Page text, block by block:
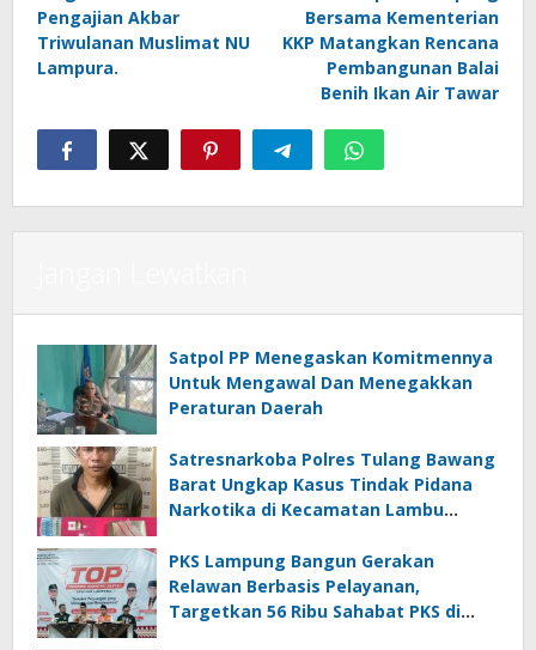
Pengajian Akbar
Triwulanan Muslimat NU
Lampura.
Bersama Kementerian
KKP Matangkan Rencana
Pembangunan Balai
Benih Ikan Air Tawar
Satpol PP Menegaskan Komitmennya
Untuk Mengawal Dan Menegakkan
Peraturan Daerah
Satresnarkoba Polres Tulang Bawang
Barat Ungkap Kasus Tindak Pidana
Narkotika di Kecamatan Lambu
PKS Lampung Bangun Gerakan
Relawan Berbasis Pelayanan,
Targetkan 56 Ribu Sahabat PKS di